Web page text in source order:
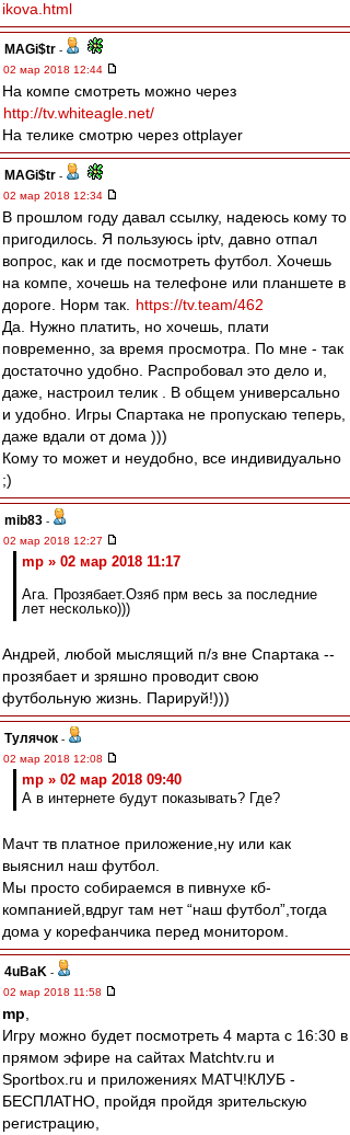
ikova.html
MAGi$tr -
02 мар 2018 12:44
На компе смотреть можно через
http://tv.whiteagle.net/
На телике смотрю через ottplayer
MAGi$tr -
02 мар 2018 12:34
В прошлом году давал ссылку, надеюсь кому то
пригодилось. Я пользуюсь iptv, давно отпал
вопрос, как и где посмотреть футбол. Хочешь
на компе, хочешь на телефоне или планшете в
дороге. Норм так.
https://tv.team/462
Да. Нужно платить, но хочешь, плати
повременно, за время просмотра. По мне - так
достаточно удобно. Распробовал это дело и,
даже, настроил телик . В общем универсально
и удобно. Игры Спартака не пропускаю теперь,
даже вдали от дома )))
Кому то может и неудобно, все индивидуально
;)
mib83 -
02 мар 2018 12:27
mp » 02 мар 2018 11:17
Ага. Прозябает.Озяб прм весь за последние
лет несколько)))
Андрей, любой мыслящий п/з вне Спартака --
прозябает и зряшно проводит свою
футбольную жизнь. Парируй!)))
Тулячок -
02 мар 2018 12:08
mp » 02 мар 2018 09:40
А в интернете будут показывать? Где?
Мачт тв платное приложение,ну или как
выяснил наш футбол.
Мы просто собираемся в пивнухе кб-
компанией,вдруг там нет “наш футбол”,тогда
дома у корефанчика перед монитором.
4uBaK -
02 мар 2018 11:58
mp
Игру можно будет посмотреть 4 марта с 16:30 в
прямом эфире на сайтах Matchtv.ru и
Sportbox.ru и приложениях МATЧ!КЛУБ -
БЕСПЛАТНО, пройдя пройдя зрительскую
регистрацию,